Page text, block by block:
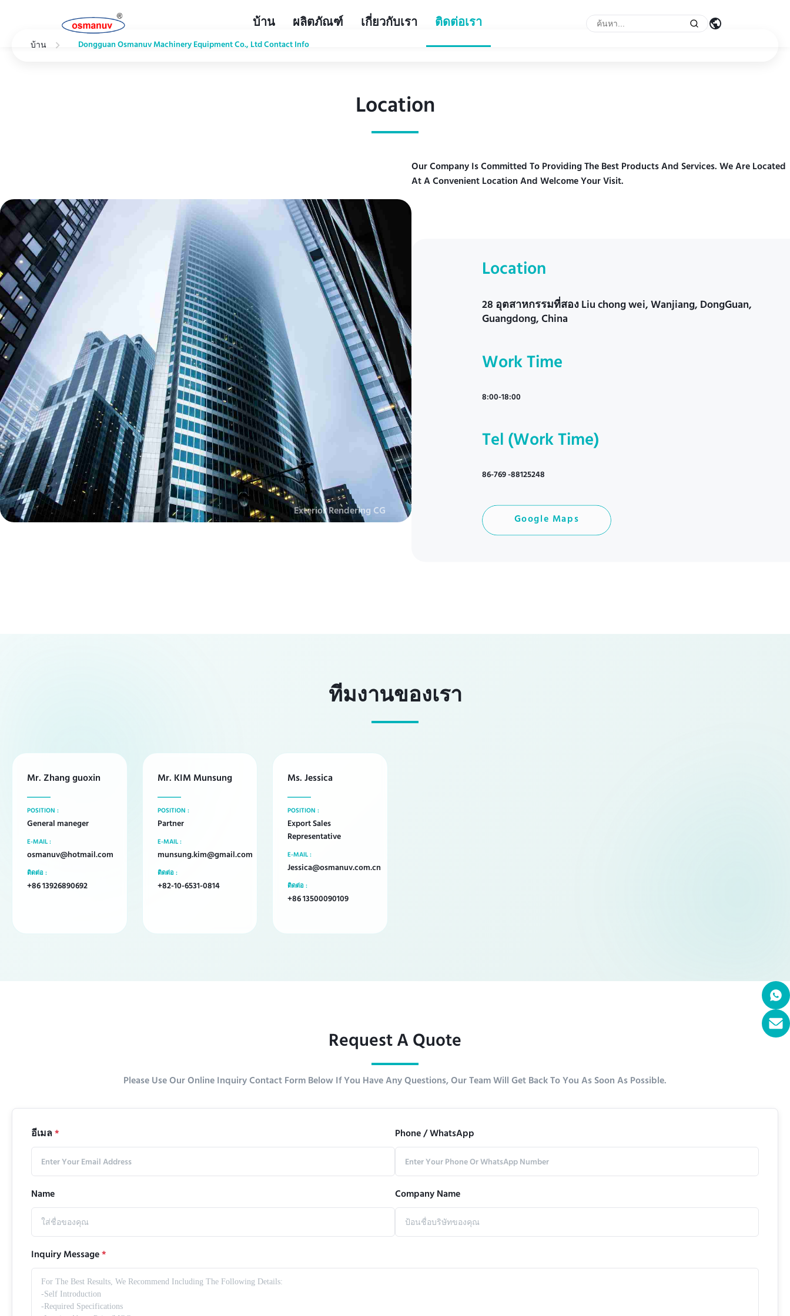
บ้าน ผลิตภัณฑ์ เกี่ยวกับเรา ติดต่อเรา
บ้าน Dongguan Osmanuv Machinery Equipment Co., Ltd Contact Info
Location
Our Company Is Committed To Providing The Best Products And Services. We Are Located
At A Convenient Location And Welcome Your Visit.
Exterior Rendering CG
Location
28 อุตสาหกรรมที่สอง Liu chong wei, Wanjiang, DongGuan,
Guangdong, China
Work Time
8:00-18:00
Tel (Work Time)
86-769 -88125248
Google Maps
Google Maps
ทีมงานของเรา
Mr. Zhang guoxin
POSITION :
General maneger
E-MAIL :
osmanuv@hotmail.com
ติดต่อ :
+86 13926890692
Mr. KIM Munsung
POSITION :
Partner
E-MAIL :
munsung.kim@gmail.com
ติดต่อ :
+82-10-6531-0814
Ms. Jessica
POSITION :
Export Sales
Representative
E-MAIL :
Jessica@osmanuv.com.cn
ติดต่อ :
+86 13500090109
Request A Quote
Please Use Our Online Inquiry Contact Form Below If You Have Any Questions, Our Team Will Get Back To You As Soon As Possible.
อีเมล* Phone / WhatsApp
Name Company Name
Inquiry Message*